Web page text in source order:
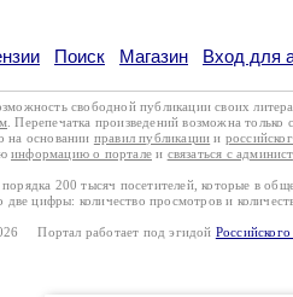
Поиск Магазин Вход для
свободной публикации своих
. Перепечатка произведений возможна только
на основании правил публикации и
информацию о портале и связаться с
200 тысяч посетителей, которые в
цифры: количество просмотров и
Портал работает под эгидой